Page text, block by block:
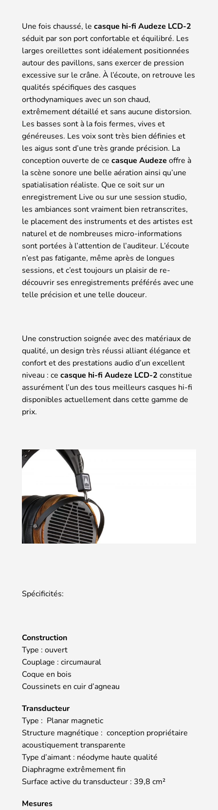
Une fois chaussé, le casque hi-fi Audeze LCD-2
séduit par son port confortable et équilibré. Les
larges oreillettes sont idéalement positionnées
autour des pavillons, sans exercer de pression
excessive sur le crâne. À l’écoute, on retrouve les
qualités spécifiques des casques
orthodynamiques avec un son chaud,
extrêmement détaillé et sans aucune distorsion.
Les basses sont à la fois fermes, vives et
généreuses. Les voix sont très bien définies et
les aigus sont d’une très grande précision. La
conception ouverte de ce casque Audeze offre à
la scène sonore une belle aération ainsi qu’une
spatialisation réaliste. Que ce soit sur un
enregistrement Live ou sur une session studio,
les ambiances sont vraiment bien retranscrites,
le placement des instruments et des artistes est
naturel et de nombreuses micro-informations
sont portées à l’attention de l’auditeur. L’écoute
n’est pas fatigante, même après de longues
sessions, et c’est toujours un plaisir de re-
découvrir ses enregistrements préférés avec une
telle précision et une telle douceur.
Une construction soignée avec des matériaux de
qualité, un design très réussi alliant élégance et
confort et des prestations audio d’un excellent
niveau : ce casque hi-fi Audeze LCD-2 constitue
assurément l’un des tous meilleurs casques hi-fi
disponibles actuellement dans cette gamme de
prix.
Spécificités:
Construction
Type : ouvert
Couplage : circumaural
Coque en bois
Coussinets en cuir d’agneau
Transducteur
Type : Planar magnetic
Structure magnétique : conception propriétaire
acoustiquement transparente
Type d’aimant : néodyme haute qualité
Diaphragme extrêmement fin
Surface active du transducteur : 39,8 cm²
Mesures